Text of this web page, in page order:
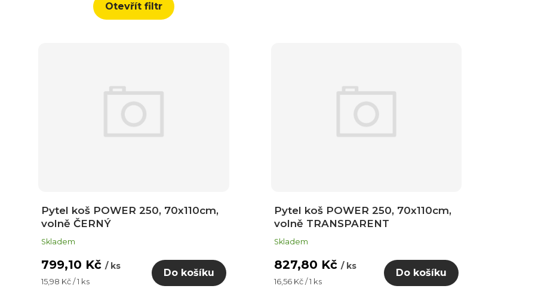
Otevřít filtr
Pytel koš POWER 250, 70x110cm,
volně ČERNÝ
Skladem
799,10 Kč/ ks
Měrná
15,98 Kč / 1 ks
Do košíku
Pytel koš POWER 250, 70x110cm,
volně TRANSPARENT
Skladem
827,80 Kč / ks
Měrná
16,56 Kč / 1 ks
Do košíku